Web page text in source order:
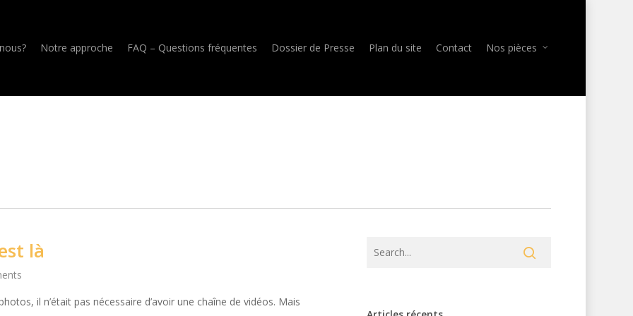
Notre approche FAQ – Questions fréquentes Dossier de Presse Plan du site Contact Nos pièces
là
il n’était pas nécessaire d’avoir une chaîne de vidéos. Mais